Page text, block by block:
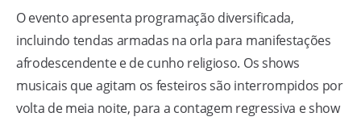
O evento apresenta programação diversificada,
incluindo tendas armadas na orla para manifestações
afrodescendente e de cunho religioso. Os shows
musicais que agitam os festeiros são interrompidos por
volta de meia noite, para a contagem regressiva e show